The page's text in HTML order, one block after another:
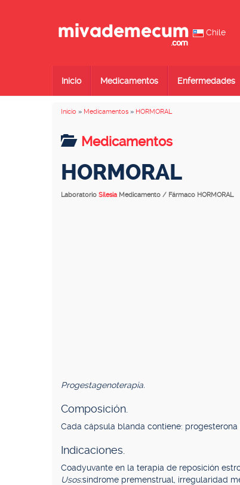
Chile
Inicio Medicamentos Enfermedades
Inicio » Medicamentos » HORMORAL
Medicamentos
HORMORAL
Laboratorio Silesia Medicamento / Fármaco HORMORAL
Progestagenoterapia.
Composición.
Cada cápsula blanda contiene:
Indicaciones.
Coadyuvante en la terapia de reposición
Usos:síndrome premenstrual, irregularidad